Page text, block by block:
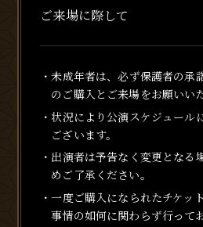
ご来場に際して
・未成年者は、必ず保護者の承
のご購入とご来場をお願いい
・状況により公演スケジュール
ございます。
・出演者は予告なく変更となる
めご了承ください。
・一度ご購入になられたチケッ
事情の如何に関わらず行って